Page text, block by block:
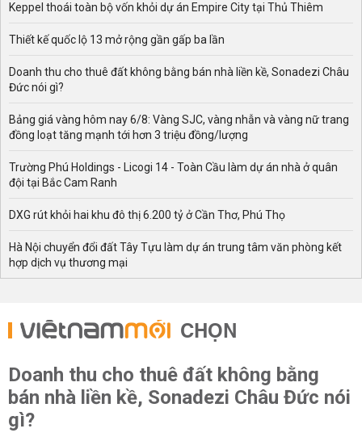
Keppel thoái toàn bộ vốn khỏi dự án Empire City tại Thủ Thiêm
Thiết kế quốc lộ 13 mở rộng gần gấp ba lần
Doanh thu cho thuê đất không bằng bán nhà liền kề, Sonadezi Châu
Đức nói gì?
Bảng giá vàng hôm nay 6/8: Vàng SJC, vàng nhẫn và vàng nữ trang
đồng loạt tăng mạnh tới hơn 3 triệu đồng/lượng
Trường Phú Holdings - Licogi 14 - Toàn Cầu làm dự án nhà ở quân
đội tại Bắc Cam Ranh
DXG rút khỏi hai khu đô thị 6.200 tỷ ở Cần Thơ, Phú Thọ
Hà Nội chuyển đổi đất Tây Tựu làm dự án trung tâm văn phòng kết
hợp dịch vụ thương mại
CHỌN
Doanh thu cho thuê đất không bằng
bán nhà liền kề, Sonadezi Châu Đức nói
gì?